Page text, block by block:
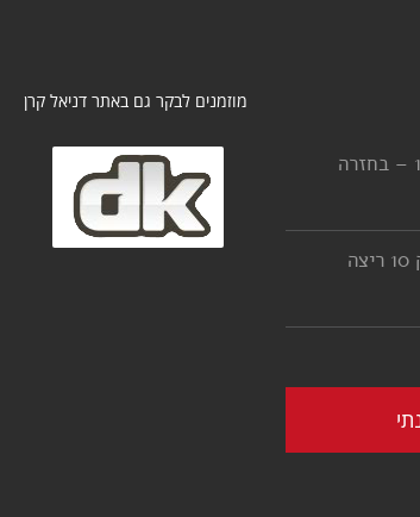
יורדים מהכביש פרק 11 – בחזרה
יורדים מהכביש – פרק 10 ריצה
מוזמנים לבקר גם באתר דניאל קרן